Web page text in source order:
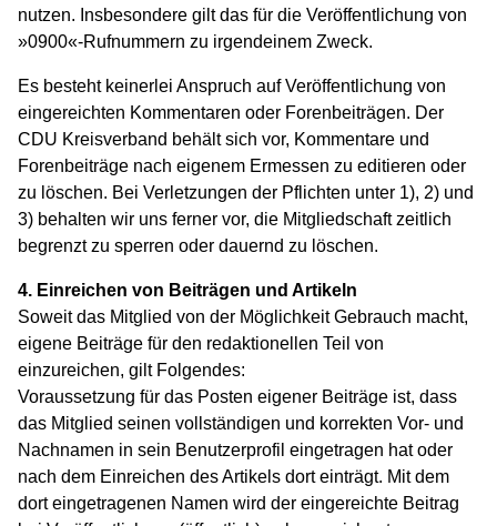
nutzen. Insbesondere gilt das für die Veröffentlichung von
»0900«-Rufnummern zu irgendeinem Zweck.
Es besteht keinerlei Anspruch auf Veröffentlichung von
eingereichten Kommentaren oder Forenbeiträgen. Der
CDU Kreisverband behält sich vor, Kommentare und
Forenbeiträge nach eigenem Ermessen zu editieren oder
zu löschen. Bei Verletzungen der Pflichten unter 1), 2) und
3) behalten wir uns ferner vor, die Mitgliedschaft zeitlich
begrenzt zu sperren oder dauernd zu löschen.
4. Einreichen von Beiträgen und Artikeln
Soweit das Mitglied von der Möglichkeit Gebrauch macht,
eigene Beiträge für den redaktionellen Teil von
einzureichen, gilt Folgendes:
Voraussetzung für das Posten eigener Beiträge ist, dass
das Mitglied seinen vollständigen und korrekten Vor- und
Nachnamen in sein Benutzerprofil eingetragen hat oder
nach dem Einreichen des Artikels dort einträgt. Mit dem
dort eingetragenen Namen wird der eingereichte Beitrag